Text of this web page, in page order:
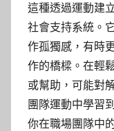
這種透過運動建
社會支持系統。
作孤獨感，有時
作的橋樑。在輕
或幫助，可能對
團隊運動中學習
你在職場團隊中